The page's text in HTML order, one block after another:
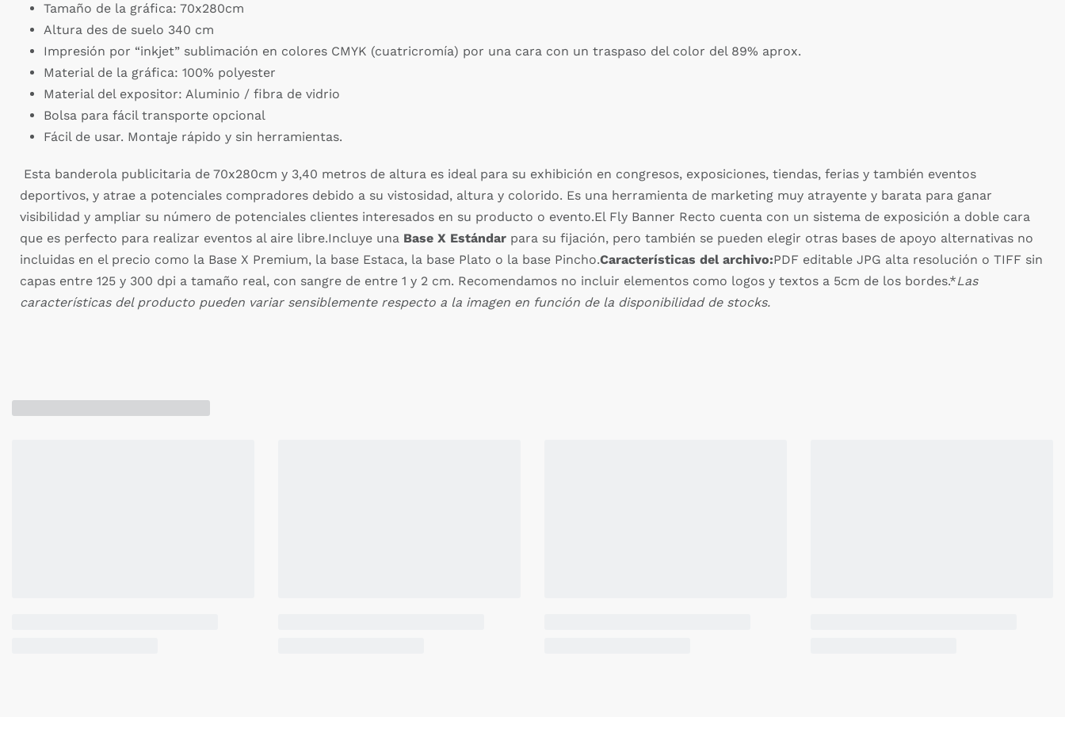
Tamaño de la gráfica: 70x280cm
Altura des de suelo 340 cm
Impresión por “inkjet” sublimación en colores CMYK (cuatricromía) por una cara con un traspaso del color del 89% aprox.
Material de la gráfica: 100% polyester
Material del expositor: Aluminio / fibra de vidrio
Bolsa para fácil transporte opcional
Fácil de usar. Montaje rápido y sin herramientas.
Esta banderola publicitaria de 70x280cm y 3,40 metros de altura es ideal para su exhibición en congresos, exposiciones, tiendas, ferias y también eventos
deportivos, y atrae a potenciales compradores debido a su vistosidad, altura y colorido. Es una herramienta de marketing muy atrayente y barata para ganar
visibilidad y ampliar su número de potenciales clientes interesados en su producto o evento.El Fly Banner Recto cuenta con un sistema de exposición a doble cara
que es perfecto para realizar eventos al aire libre.Incluye una Base X Estándar para su fijación, pero también se pueden elegir otras bases de apoyo alternativas no
incluidas en el precio como la Base X Premium, la base Estaca, la base Plato o la base Pincho.Características del archivo:PDF editable JPG alta resolución o TIFF sin
capas entre 125 y 300 dpi a tamaño real, con sangre de entre 1 y 2 cm. Recomendamos no incluir elementos como logos y textos a 5cm de los bordes.*Las
características del producto pueden variar sensiblemente respecto a la imagen en función de la disponibilidad de stocks.